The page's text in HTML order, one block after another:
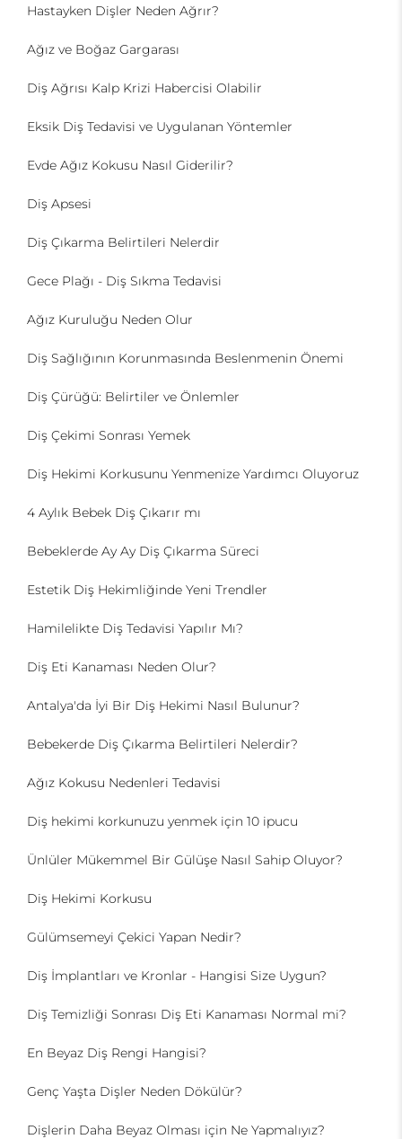
Hastayken Dişler Neden Ağrır?
Ağız ve Boğaz Gargarası
Diş Ağrısı Kalp Krizi Habercisi Olabilir
Eksik Diş Tedavisi ve Uygulanan Yöntemler
Evde Ağız Kokusu Nasıl Giderilir?
Diş Apsesi
Diş Çıkarma Belirtileri Nelerdir
Gece Plağı - Diş Sıkma Tedavisi
Ağız Kuruluğu Neden Olur
Diş Sağlığının Korunmasında Beslenmenin Önemi
Diş Çürüğü: Belirtiler ve Önlemler
Diş Çekimi Sonrası Yemek
Diş Hekimi Korkusunu Yenmenize Yardımcı Oluyoruz
4 Aylık Bebek Diş Çıkarır mı
Bebeklerde Ay Ay Diş Çıkarma Süreci
Estetik Diş Hekimliğinde Yeni Trendler
Hamilelikte Diş Tedavisi Yapılır Mı?
Diş Eti Kanaması Neden Olur?
Antalya'da İyi Bir Diş Hekimi Nasıl Bulunur?
Bebekerde Diş Çıkarma Belirtileri Nelerdir?
Ağız Kokusu Nedenleri Tedavisi
Diş hekimi korkunuzu yenmek için 10 ipucu
Ünlüler Mükemmel Bir Gülüşe Nasıl Sahip Oluyor?
Diş Hekimi Korkusu
Gülümsemeyi Çekici Yapan Nedir?
Diş İmplantları ve Kronlar - Hangisi Size Uygun?
Diş Temizliği Sonrası Diş Eti Kanaması Normal mi?
En Beyaz Diş Rengi Hangisi?
Genç Yaşta Dişler Neden Dökülür?
Dişlerin Daha Beyaz Olması için Ne Yapmalıyız?